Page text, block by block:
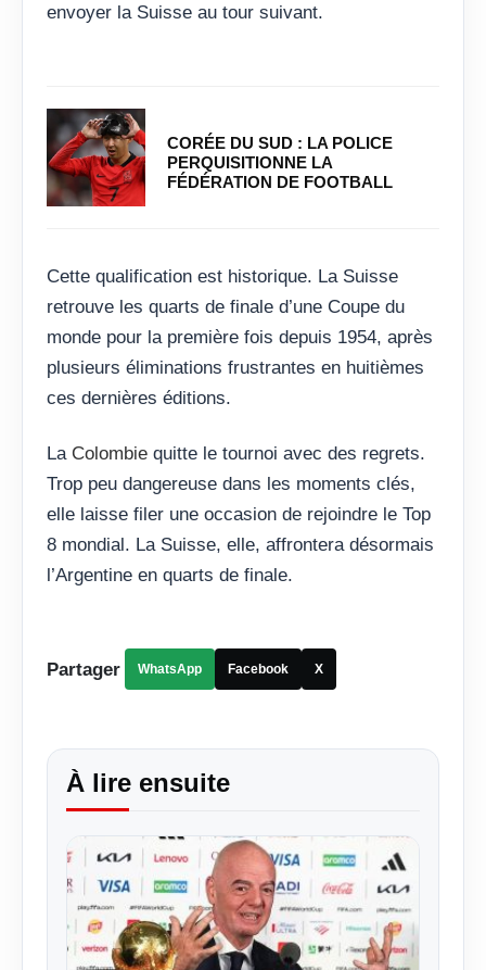
envoyer la Suisse au tour suivant.
CORÉE DU SUD : LA POLICE
PERQUISITIONNE LA
FÉDÉRATION DE FOOTBALL
Cette qualification est historique. La Suisse
retrouve les quarts de finale d’une Coupe du
monde pour la première fois depuis 1954, après
plusieurs éliminations frustrantes en huitièmes
ces dernières éditions.
La Colombie quitte le tournoi avec des regrets.
Trop peu dangereuse dans les moments clés,
elle laisse filer une occasion de rejoindre le Top
8 mondial. La Suisse, elle, affrontera désormais
l’Argentine en quarts de finale.
Partager WhatsApp Facebook X
À lire ensuite